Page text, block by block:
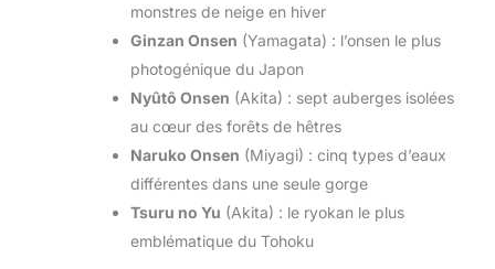
monstres de neige en hiver
Ginzan Onsen (Yamagata) : l’onsen le plus
photogénique du Japon
Nyûtô Onsen (Akita) : sept auberges isolées
au cœur des forêts de hêtres
Naruko Onsen (Miyagi) : cinq types d’eaux
différentes dans une seule gorge
Tsuru no Yu (Akita) : le ryokan le plus
emblématique du Tohoku